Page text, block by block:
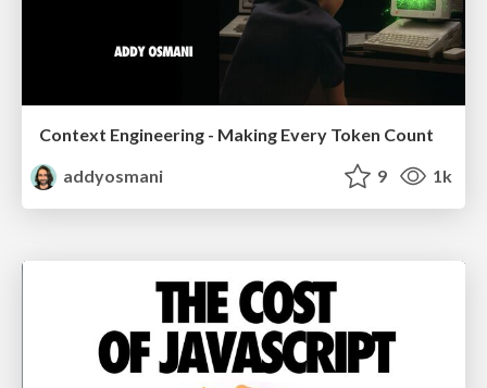
Context Engineering - Making Every Token Count
addyosmani
9 1k